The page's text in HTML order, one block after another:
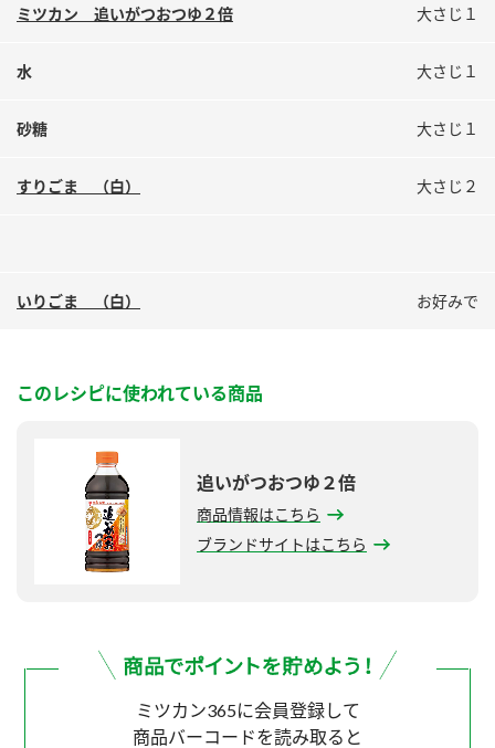
ミツカン 追いがつおつゆ２倍 大さじ１
水 大さじ１
砂糖 大さじ１
すりごま （白） 大さじ２
いりごま （白） お好みで
このレシピに使われている商品
追いがつおつゆ２倍
商品情報はこちら
ブランドサイトはこちら
ミツカン365に会員登録して
商品バーコードを読み取ると